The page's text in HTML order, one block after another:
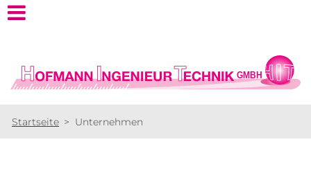
Startseite > Unternehmen